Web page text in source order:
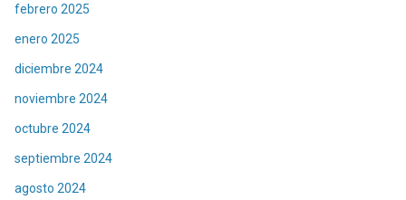
febrero 2025
enero 2025
diciembre 2024
noviembre 2024
octubre 2024
septiembre 2024
agosto 2024